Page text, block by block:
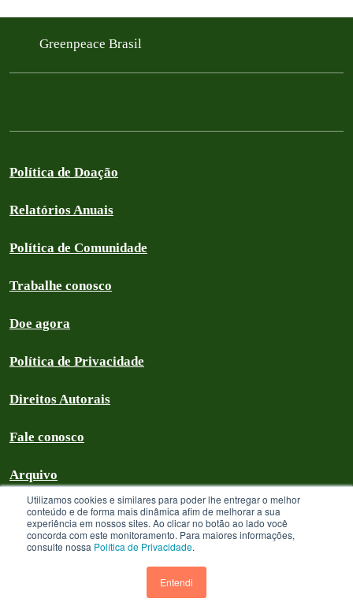
Utilizamos cookies e similares para poder lhe entregar o melhor
conteúdo e de forma mais dinâmica afim de melhorar a sua
experiência em nossos sites. Ao clicar no botão ao lado você
concorda com este monitoramento. Para maiores informações,
consulte nossa Política de Privacidade.
Entendi
Greenpeace Brasil
Política de Doação
Relatórios Anuais
Política de Comunidade
Trabalhe conosco
Doe agora
Política de Privacidade
Direitos Autorais
Fale conosco
Arquivo
Greenpeace Brasil 2026
sem fins lucrativos que goza de isenção com relação aos tributos federais
devidos sobre suas receitas próprias. A menos que especificado o contrário,
os textos neste site estão licenciados sob uma licença CC-BY International